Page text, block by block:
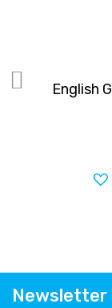
English
Newsletter